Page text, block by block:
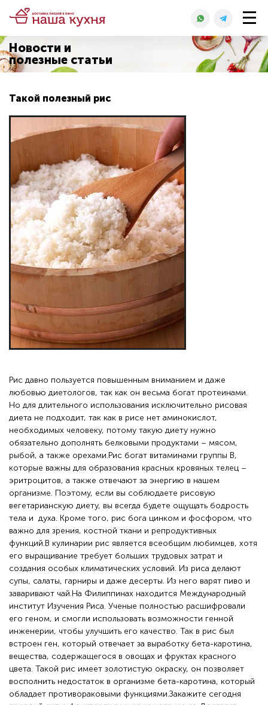
Новости и
полезные статьи
Такой полезный рис
Рис давно пользуется повышенным вниманием и даже
любовью диетологов, так как он весьма богат протеинами.
Но для длительного использования исключительно рисовая
диета не подходит, так как в рисе нет аминокислот,
необходимых человеку, потому такую диету нужно
обязательно дополнять белковыми продуктами – мясом,
рыбой, а также орехами.Рис богат витаминами группы В,
которые важны для образования красных кровяных телец –
эритроцитов, а также отвечают за энергию в нашем
организме. Поэтому, если вы соблюдаете рисовую
вегетарианскую диету, вы всегда будете ощущать бодрость
тела и духа. Кроме того, рис бога цинком и фосфором, что
важно для зрения, костной ткани и репродуктивных
функций.В кулинарии рис является всеобщим любимцев, хотя
его выращивание требует больших трудовых затрат и
создания особых климатических условий. Из риса делают
супы, салаты, гарниры и даже десерты. Из него варят пиво и
заваривают чай.На Филиппинах находится Международный
институт Изучения Риса. Ученые полностью расшифровали
его геном, и смогли использовать возможности генной
инженерии, чтобы улучшить его качество. Так в рис был
встроен ген, который отвечает за выработку бета-каротина,
вещества, содержащегося в овощах и фруктах красного
цвета. Такой рис имеет золотистую окраску, он позволяет
восполнить недостаток в организме бета-каротина, который
обладает противораковыми функциями.Закажите сегодня